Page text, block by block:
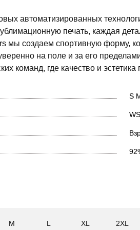
автоматизированных
печать, каждая
мы создаем спортивную форму,
на поле и за его
команд, где качество и эстетика
S
M L XL 2XL